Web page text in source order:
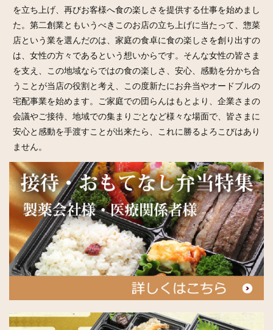
を立ち上げ、再びお客様へ食の楽しさを提供する仕事を始めまし
た。第二創業ともいうべきこのお店の立ち上げに当たって、惣菜
店という業を選んだのは、家庭の食卓に食の楽しさを創り出すの
は、女性の方々であるという想いからです。そんな女性の皆さま
を支え、この地域ならではの食の楽しさ、安心、感動を分かち合
うことが当店の役割と考え、この度新たにお弁当やオードブルの
宅配事業を始めます。ご家庭での団らんはもとより、企業さまの
会議やご接待、地域での集まりごとなど様々な場面で、皆さまに
安心と感動を手渡すことが出来たら、これに勝るよろこびはあり
ません。